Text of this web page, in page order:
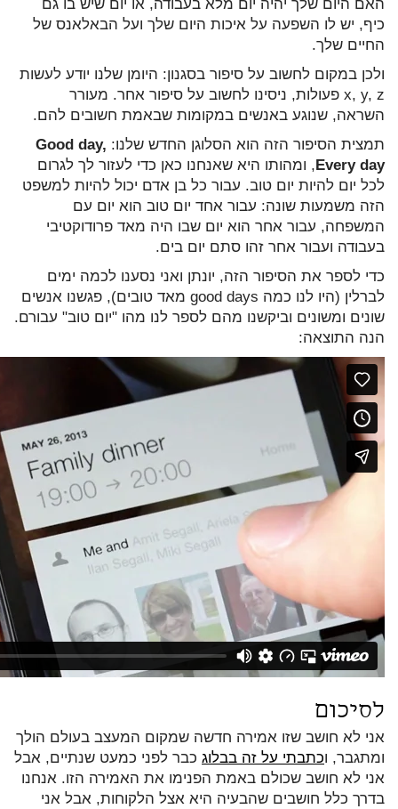
האם היום שלך יהיה יום מלא בעבודה, או יום שיש בו גם
כיף, יש לו השפעה על איכות היום שלך ועל הבאלאנס של
החיים שלך.
ולכן במקום לחשוב על סיפור בסגנון: היומן שלנו יודע לעשות
x, y, z פעולות, ניסינו לחשוב על סיפור אחר. מעורר
השראה, שנוגע באנשים במקומות שבאמת חשובים להם.
תמצית הסיפור הזה הוא הסלוגן החדש שלנו: Good day,
Every day , ומהותו היא שאנחנו כאן כדי לעזור לך לגרום
לכל יום להיות יום טוב. עבור כל בן אדם יכול להיות למשפט
הזה משמעות שונה: עבור אחד יום טוב הוא יום עם
המשפחה, עבור אחר הוא יום שבו היה מאד פרודוקטיבי
בעבודה ועבור אחר זהו סתם יום בים.
כדי לספר את הסיפור הזה, יונתן ואני נסענו לכמה ימים
לברלין (היו לנו כמה good days מאד טובים), פגשנו אנשים
שונים ומשונים וביקשנו מהם לספר לנו מהו "יום טוב" עבורם.
הנה התוצאה:
לסיכום
אני לא חושב שזו אמירה חדשה שמקום המעצב בעולם הולך
ומתגבר, וכתבתי על זה בבלוג כבר לפני כמעט שנתיים, אבל
אני לא חושב שכולם באמת הפנימו את האמירה הזו. אנחנו
בדרך כלל חושבים שהבעיה היא אצל הלקוחות, אבל אני